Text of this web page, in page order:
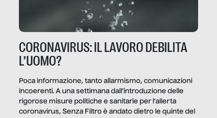
CORONAVIRUS: IL LAVORO DEBILITA
L’UOMO?
Poca informazione, tanto allarmismo, comunicazioni
incoerenti. A una settimana dall’introduzione delle
rigorose misure politiche e sanitarie per l’allerta
coronavirus, Senza Filtro è andato dietro le quinte del